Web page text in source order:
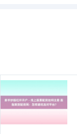
上证综指